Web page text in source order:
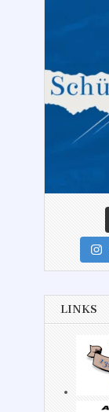
LINKS